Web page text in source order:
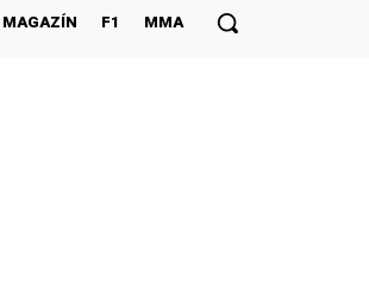
MAGAZÍN F1 MMA